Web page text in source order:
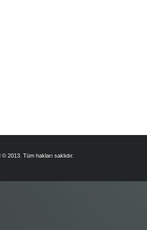
© 2013. Tüm hakları saklıdır.